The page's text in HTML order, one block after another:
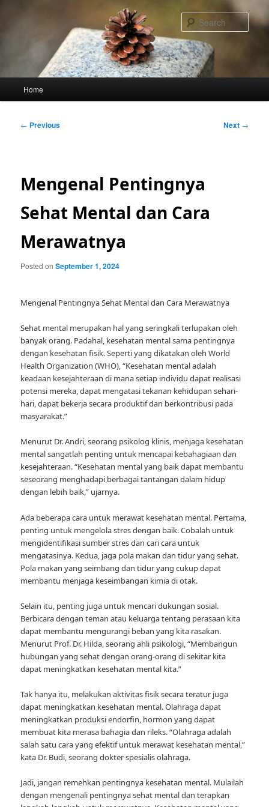
Home
Post
← Previous Next →
Mengenal Pentingnya
Sehat Mental dan Cara
Merawatnya
Posted onSeptember 1, 2024
Mengenal Pentingnya Sehat Mental dan Cara Merawatnya
Sehat mental merupakan hal yang seringkali terlupakan oleh
banyak orang. Padahal, kesehatan mental sama pentingnya
dengan kesehatan fisik. Seperti yang dikatakan oleh World
Health Organization (WHO), “Kesehatan mental adalah
keadaan kesejahteraan di mana setiap individu dapat realisasi
potensi mereka, dapat mengatasi tekanan kehidupan sehari-
hari, dapat bekerja secara produktif dan berkontribusi pada
masyarakat.”
Menurut Dr. Andri, seorang psikolog klinis, menjaga kesehatan
mental sangatlah penting untuk mencapai kebahagiaan dan
kesejahteraan. “Kesehatan mental yang baik dapat membantu
seseorang menghadapi berbagai tantangan dalam hidup
dengan lebih baik,” ujarnya.
Ada beberapa cara untuk merawat kesehatan mental. Pertama,
penting untuk mengelola stres dengan baik. Cobalah untuk
mengidentifikasi sumber stres dan cari cara untuk
mengatasinya. Kedua, jaga pola makan dan tidur yang sehat.
Pola makan yang seimbang dan tidur yang cukup dapat
membantu menjaga keseimbangan kimia di otak.
Selain itu, penting juga untuk mencari dukungan sosial.
Berbicara dengan teman atau keluarga tentang perasaan kita
dapat membantu mengurangi beban yang kita rasakan.
Menurut Prof. Dr. Hilda, seorang ahli psikologi, “Membangun
hubungan yang sehat dengan orang-orang di sekitar kita
dapat meningkatkan kesehatan mental kita.”
Tak hanya itu, melakukan aktivitas fisik secara teratur juga
dapat meningkatkan kesehatan mental. Olahraga dapat
meningkatkan produksi endorfin, hormon yang dapat
membuat kita merasa bahagia dan rileks. “Olahraga adalah
salah satu cara yang efektif untuk merawat kesehatan mental,”
kata Dr. Budi, seorang dokter spesialis olahraga.
Jadi, jangan remehkan pentingnya kesehatan mental. Mulailah
dengan mengenali pentingnya sehat mental dan terapkan